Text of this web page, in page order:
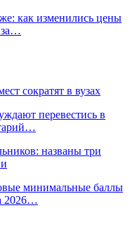
как изменились цены
за…
сократят в вузах
перевестись в
названы три
минимальные баллы
2026…